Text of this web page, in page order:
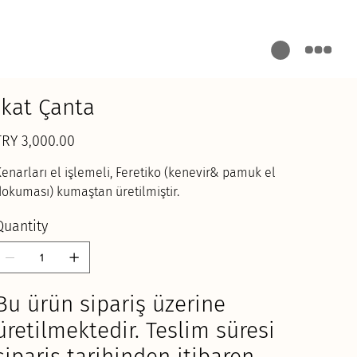
Çanta
3,000.00
el işlemeli, Feretiko (kenevir& pamuk el
kumaştan üretilmiştir.
ürün sipariş üzerine
Teslim süresi